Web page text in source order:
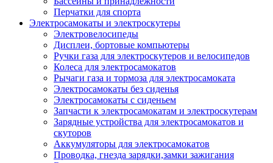
Перчатки для спорта
Электросамокаты и электроскутеры
Электровелосипеды
Дисплеи, бортовые компьютеры
Ручки газа для электроскутеров и велосипедов
Колеса для электросамокатов
Рычаги газа и тормоза для электросамоката
Электросамокаты без сиденья
Электросамокаты с сиденьем
Запчасти к электросамокатам и электроскутерам
Зарядные устройства для электросамокатов и
скуторов
Аккумуляторы для электросамокатов
Проводка, гнезда зарядки,замки зажигания